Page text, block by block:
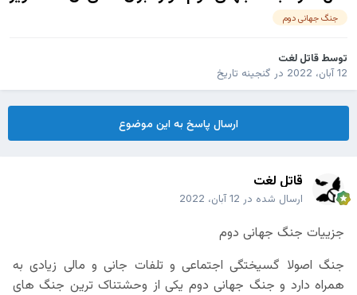
جنگ جهانی دوم
توسط قاتل لغت
12 آبان، 2022
در گنجينه تاريخ
ارسال پاسخ به این موضوع
قاتل لغت
ارسال شده در 12 آبان، 2022
جزییات جنگ جهانی دوم
جنگ اصولا گسیختگی اجتماعی و تلفات جانی و مالی زیادی به
همراه دارد و جنگ جهانی دوم یکی از وحشتناک ترین جنگ های